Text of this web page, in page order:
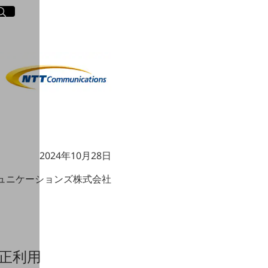
ト内検索
2024年10月28日
ニケーションズ株式会社
利用